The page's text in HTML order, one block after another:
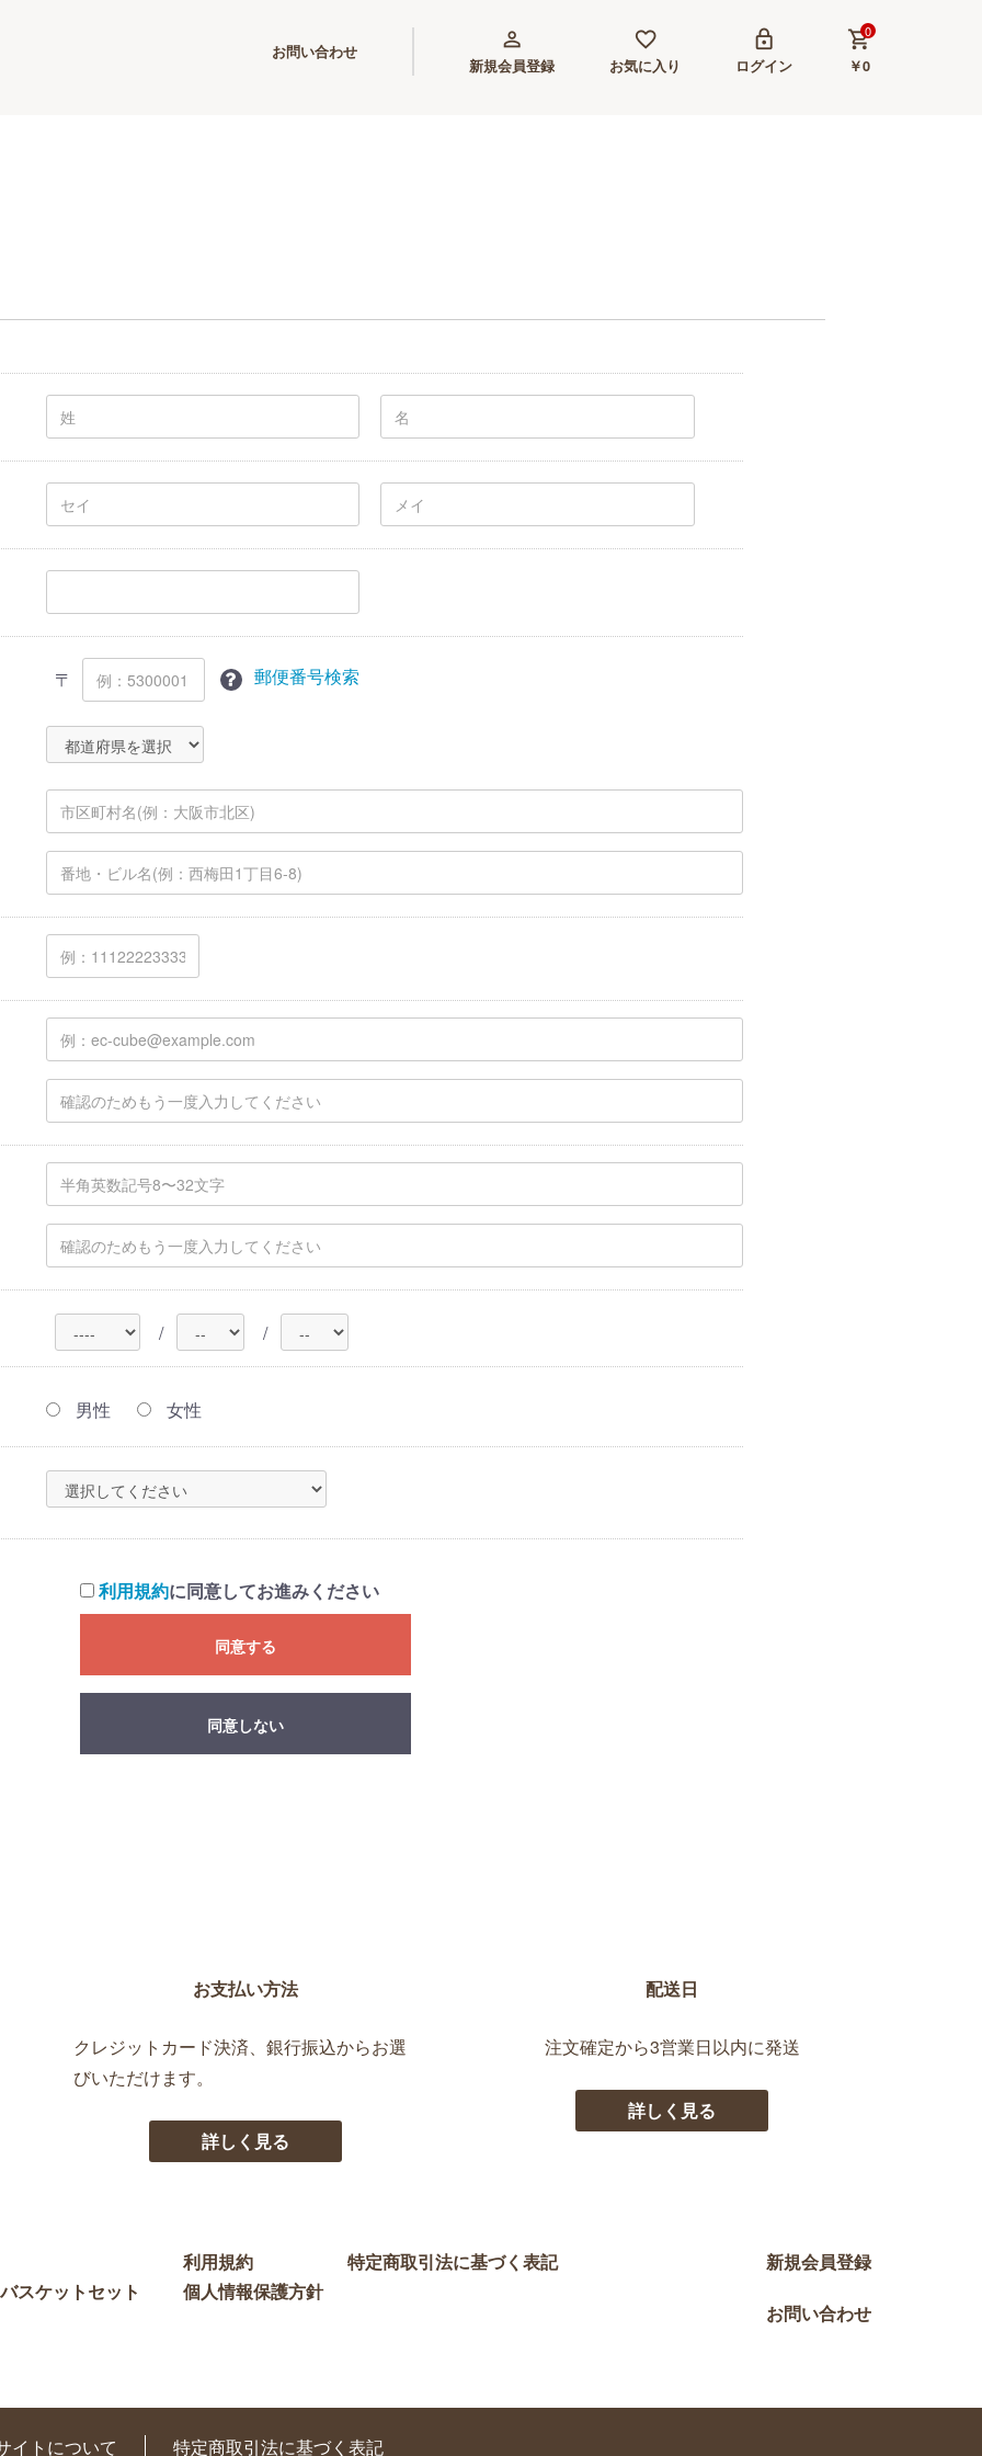
お問い合わせ person_outline
新規会員登録
favorite_border
お気に入り
lock
ログイン
shopping_cart
0
￥0
〒 郵便番号検索
/ /
男性 女性
利用規約に同意してお進みください
同意する
同意しない
お支払い方法
クレジットカード決済、銀行振込からお選
びいただけます。
詳しく見る
配送日
注文確定から3営業日以内に発送
詳しく見る
スケットセット
利用規約
特定商取引法に基づく表記
個人情報保護方針
新規会員登録
お問い合わせ
イトについて 特定商取引法に基づく表記